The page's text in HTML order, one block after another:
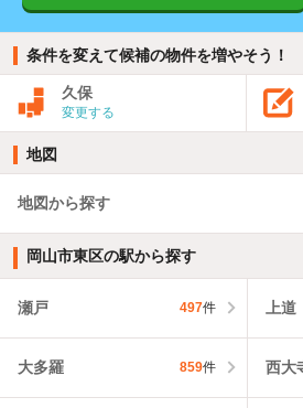
条件を変えて候補の物件を増やそう！
久保
変更する
地図
地図から探す
岡山市東区の駅から探す
瀬戸 497件 上道
大多羅 859件 西大